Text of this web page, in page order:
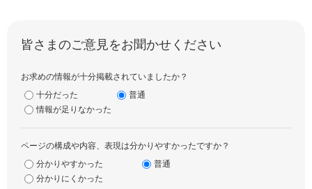
皆さまのご意見をお聞かせください
お求めの情報が十分掲載されていましたか？
十分だった
普通
情報が足りなかった
ページの構成や内容、表現は分かりやすかったですか？
分かりやすかった
普通
分かりにくかった